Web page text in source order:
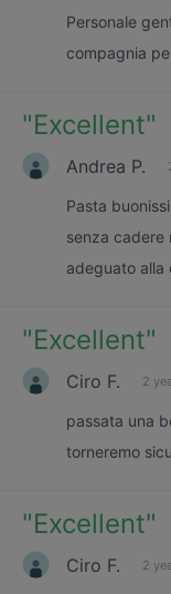
Personale
compagnia
"Excellent"
Andrea P.
Pasta
senza cadere
adeguato alla
"Excellent"
Ciro F. 2
passata una
torneremo
"Excellent"
Ciro F. 2